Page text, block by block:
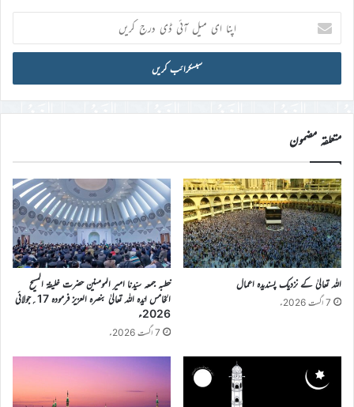
اپنا
ای
میل
ڈی
درج
کریں
متعلقہ مضمون
اللہ تعالیٰ کے نزدیک پسندیدہ اعمال
7 اگست 2026ء
خطبہ جمعہ سیّدنا امیر المومنین حضرت خلیفۃ المسیح
الخامس ایّدہ اللہ تعالیٰ بنصرہ العزیز فرمودہ 17؍جولائی
2026ء
7 اگست 2026ء